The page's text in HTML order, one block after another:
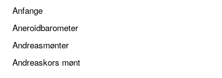
Anfange
Aneroidbarometer
Andreasmønter
Andreaskors mønt